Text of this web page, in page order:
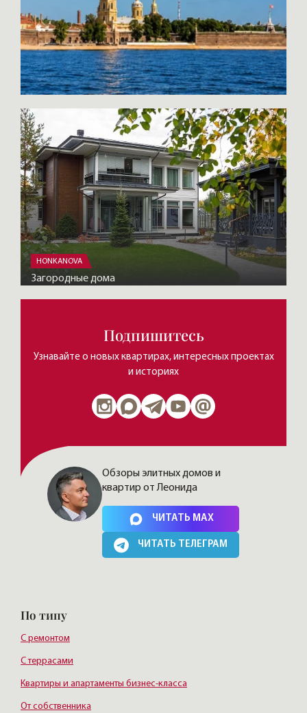
HONKANOVA
Загородные дома
Подпишитесь
Узнавайте о новых квартирах, интересных проектах
и историях
Нажимая на кнопку, Вы соглашаетесь cполитикой сайта
Обзоры элитных домов и
квартир от Леонида
ЧИТАТЬ MAX
ЧИТАТЬ ТЕЛЕГРАМ
По типу
С ремонтом
С террасами
Квартиры и апартаменты бизнес-класса
От собственника